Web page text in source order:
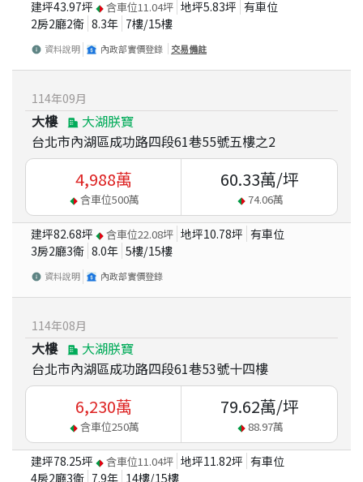
建坪43.97坪 含車位11.04坪 地坪5.83坪 有車位
2房2廳2衛 8.3年 7樓/15樓
資料說明 內政部實價登錄 交易備註
114年09月
大樓
大湖朕寶
台北市內湖區成功路四段61巷55號五樓之2
4,988萬
含車位500萬
60.33萬/坪
74.06萬
建坪82.68坪 含車位22.08坪 地坪10.78坪 有車位
3房2廳3衛 8.0年 5樓/15樓
資料說明 內政部實價登錄
114年08月
大樓
大湖朕寶
台北市內湖區成功路四段61巷53號十四樓
6,230萬
含車位250萬
79.62萬/坪
88.97萬
建坪78.25坪 含車位11.04坪 地坪11.82坪 有車位
4房2廳3衛 7.9年 14樓/15樓